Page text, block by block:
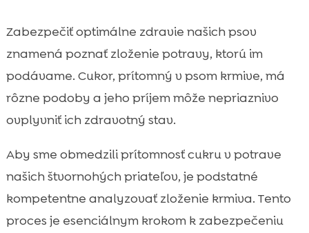
Zabezpečiť optimálne zdravie našich psov
znamená poznať zloženie potravy, ktorú im
podávame. Cukor, prítomný v psom krmive, má
rôzne podoby a jeho príjem môže nepriaznivo
ovplyvniť ich zdravotný stav.
Aby sme obmedzili prítomnosť cukru v potrave
našich štvornohých priateľov, je podstatné
kompetentne analyzovať zloženie krmiva. Tento
proces je esenciálnym krokom k zabezpečeniu